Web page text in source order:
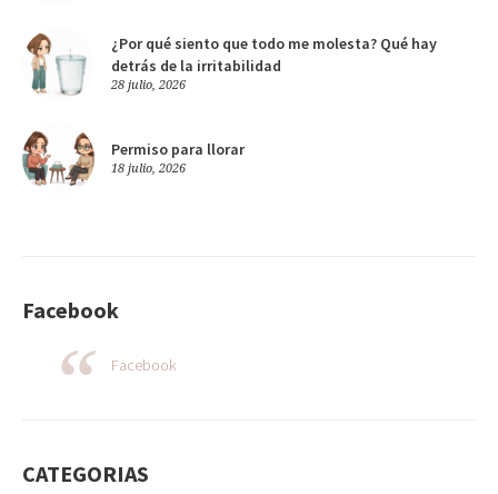
¿Por qué siento que todo me molesta? Qué hay
detrás de la irritabilidad
28 julio, 2026
Permiso para llorar
18 julio, 2026
Facebook
Facebook
CATEGORIAS